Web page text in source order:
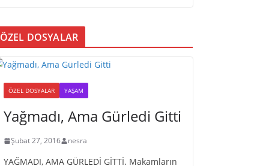
ÖZEL DOSYALAR
ÖZEL DOSYALAR YAŞAM
Yağmadı, Ama Gürledi Gitti
Şubat 27, 2016 nesra
YAĞMADI, AMA GÜRLEDİ GİTTİ. Makamların